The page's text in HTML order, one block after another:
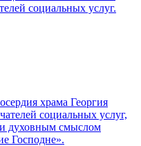
социальных услуг.
храма Георгия
социальных услуг,
и духовным смыслом
Господне».